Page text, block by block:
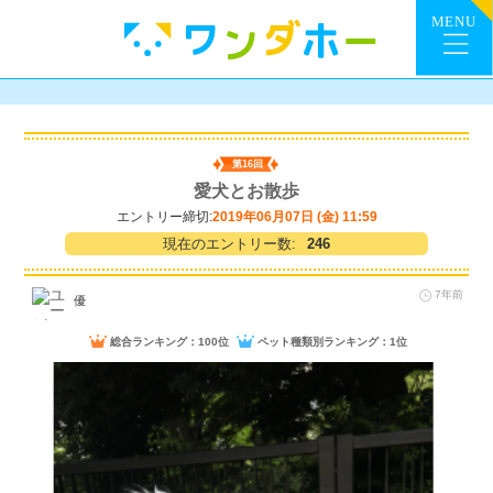
第16回
愛犬とお散歩
エントリー締切:2019年06月07日 (金) 11:59
現在のエントリー数: 246
優 7年前
総合ランキング：100位 ペット種類別ランキング：1位